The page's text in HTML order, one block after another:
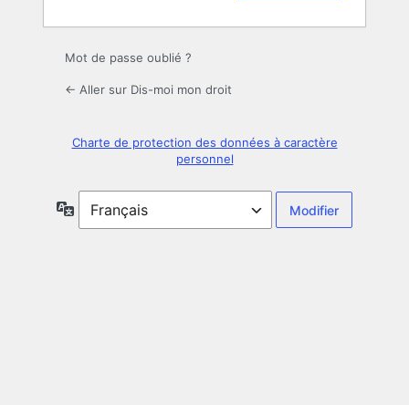
Mot de passe oublié ?
← Aller sur Dis-moi mon droit
Charte de protection des données à caractère
personnel
Langue